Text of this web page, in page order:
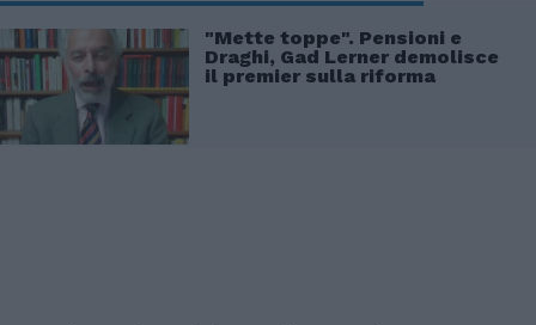
"Mette toppe". Pensioni e
Draghi, Gad Lerner demolisce
il premier sulla riforma